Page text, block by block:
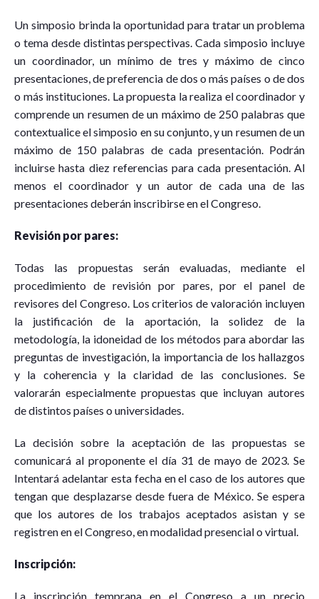
Un simposio brinda la oportunidad para tratar un problema
o tema desde distintas perspectivas. Cada simposio incluye
un coordinador, un mínimo de tres y máximo de cinco
presentaciones, de preferencia de dos o más países o de dos
o más instituciones. La propuesta la realiza el coordinador y
comprende un resumen de un máximo de 250 palabras que
contextualice el simposio en su conjunto, y un resumen de un
máximo de 150 palabras de cada presentación. Podrán
incluirse hasta diez referencias para cada presentación. Al
menos el coordinador y un autor de cada una de las
presentaciones deberán inscribirse en el Congreso.
Revisión por pares:
Todas las propuestas serán evaluadas, mediante el
procedimiento de revisión por pares, por el panel de
revisores del Congreso. Los criterios de valoración incluyen
la justificación de la aportación, la solidez de la
metodología, la idoneidad de los métodos para abordar las
preguntas de investigación, la importancia de los hallazgos
y la coherencia y la claridad de las conclusiones. Se
valorarán especialmente propuestas que incluyan autores
de distintos países o universidades.
La decisión sobre la aceptación de las propuestas se
comunicará al proponente el día 31 de mayo de 2023. Se
Intentará adelantar esta fecha en el caso de los autores que
tengan que desplazarse desde fuera de México. Se espera
que los autores de los trabajos aceptados asistan y se
registren en el Congreso, en modalidad presencial o virtual.
Inscripción:
La inscripción temprana en el Congreso a un precio